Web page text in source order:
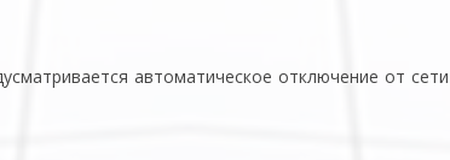
автоматическое отключение от сети